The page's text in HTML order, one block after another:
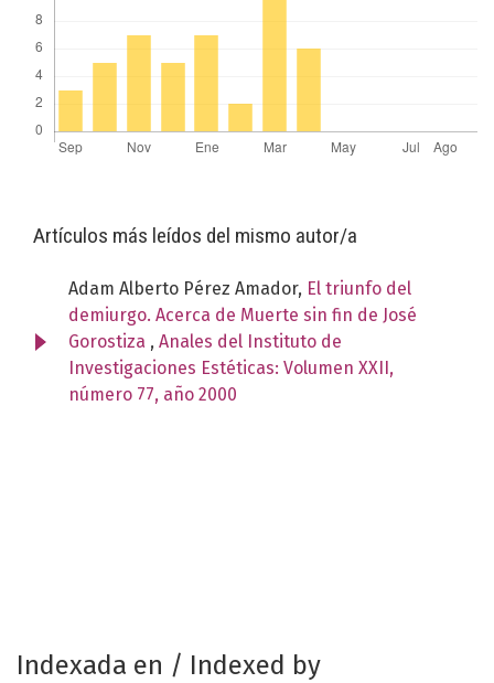
Artículos más leídos del mismo autor/a
Adam Alberto Pérez Amador, El triunfo del
demiurgo. Acerca de Muerte sin fin de José
Gorostiza , Anales del Instituto de
Investigaciones Estéticas: Volumen XXII,
número 77, año 2000
Indexada en / Indexed by